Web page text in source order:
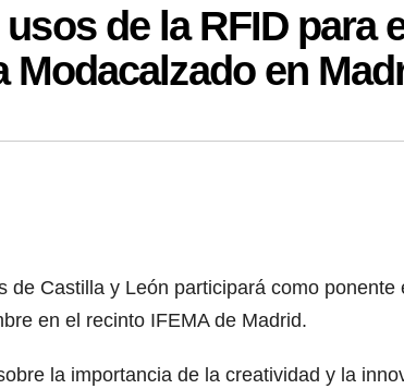
de la RFID para
Modacalzado en
Castilla y León participará como
en el recinto IFEMA de Madrid.
la importancia de la creatividad y la